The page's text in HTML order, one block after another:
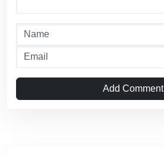
Add Comment